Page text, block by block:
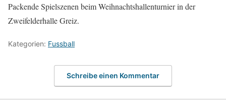
Packende Spielszenen beim Weihnachtshallenturnier in der
Zweifelderhalle Greiz.
Kategorien: Fussball
Schreibe einen Kommentar